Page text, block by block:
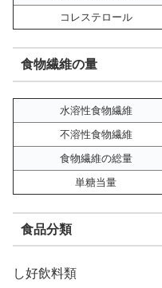
コレステロール
食物繊維の量
水溶性食物繊維
不溶性食物繊維
食物繊維の総量
単糖当量
食品分類
し好飲料類